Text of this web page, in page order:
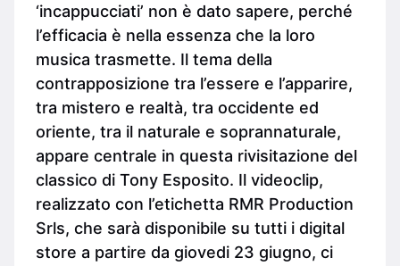
‘incappucciati’ non è dato sapere, perché
l’efficacia è nella essenza che la loro
musica trasmette. Il tema della
contrapposizione tra l’essere e l’apparire,
tra mistero e realtà, tra occidente ed
oriente, tra il naturale e soprannaturale,
appare centrale in questa rivisitazione del
classico di Tony Esposito. Il videoclip,
realizzato con l’etichetta RMR Production
Srls, che sarà disponibile su tutti i digital
store a partire da giovedi 23 giugno, ci